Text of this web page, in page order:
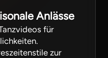
Anlässe
für
zur